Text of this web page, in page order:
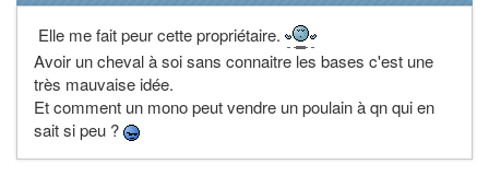
Elle me fait peur cette propriétaire.
Avoir un cheval à soi sans connaitre les bases c'est une
très mauvaise idée.
Et comment un mono peut vendre un poulain à qn qui en
sait si peu ?